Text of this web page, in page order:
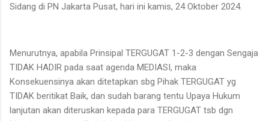
Sidang di PN Jakarta Pusat, hari ini kamis, 24 Oktober 2024.
Menurutnya, apabila Prinsipal TERGUGAT 1-2-3 dengan Sengaja
TIDAK HADIR pada saat agenda MEDIASI, maka
Konsekuensinya akan ditetapkan sbg Pihak TERGUGAT yg
TIDAK beritikat Baik, dan sudah barang tentu Upaya Hukum
lanjutan akan diteruskan kepada para TERGUGAT tsb dgn